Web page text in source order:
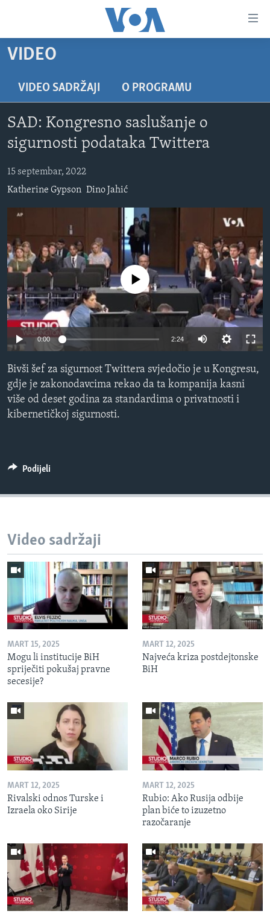
glavni
Pređi
na
glavnu
Idi
pretragu
VIDEO
VIJESTI
SJEDINJENE AMERIČKE DRŽAVE
BOSNA I HERCEGOVINA
SVIJET
NAUKA I TEHNOLOGIJA
SPECIJALNI PROJEKTI
KORUPCIJA
SLOBODA MEDIJA
ŽENSKA STRANA
IZBJEGLIČKA STRANA
MAGAZIN
O GLASU AMERIKE
Learning English
PRATITE NAS
VIDEO
VIDEO SADRŽAJI O PROGRAMU
SAD: Kongresno saslušanje o
sigurnosti podataka Twittera
15 septembar, 2022
Katherine Gypson Dino Jahić
No media source currently available
0:00 2:24
Bivši šef za sigurnost Twittera svjedočio je u Kongresu,
gdje je zakonodavcima rekao da ta kompanija kasni
više od deset godina za standardima o privatnosti i
kibernetičkoj sigurnosti.
Podijeli
Video sadržaji
MART 15, 2025
Mogu li institucije BiH
spriječiti pokušaj pravne
secesije?
MART 12, 2025
Najveća kriza postdejtonske
BiH
MART 12, 2025
Rivalski odnos Turske i
Izraela oko Sirije
MART 12, 2025
Rubio: Ako Rusija odbije
plan biće to izuzetno
razočaranje